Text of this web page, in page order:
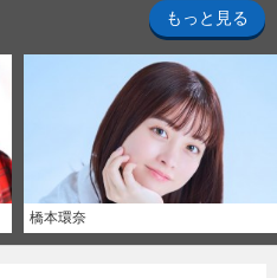
もっと見る
橋本環奈